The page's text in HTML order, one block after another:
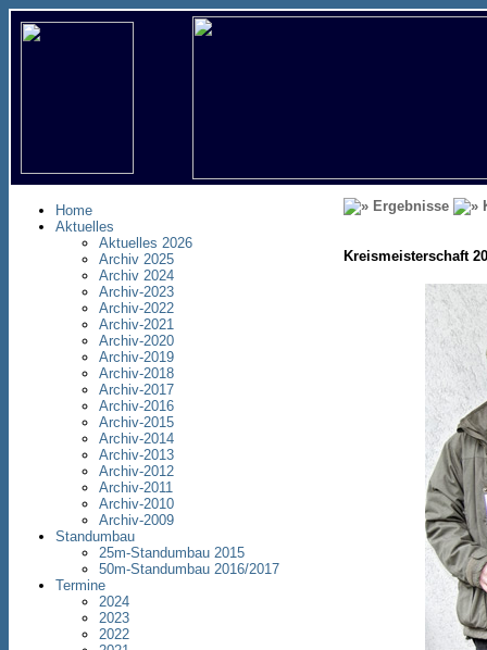
Home
Aktuelles
Aktuelles 2026
Archiv 2025
Archiv 2024
Archiv-2023
Archiv-2022
Archiv-2021
Archiv-2020
Archiv-2019
Archiv-2018
Archiv-2017
Archiv-2016
Archiv-2015
Archiv-2014
Archiv-2013
Archiv-2012
Archiv-2011
Archiv-2010
Archiv-2009
Standumbau
25m-Standumbau 2015
50m-Standumbau 2016/2017
Termine
2024
2023
2022
Ergebnisse
Kreismeisterschaft